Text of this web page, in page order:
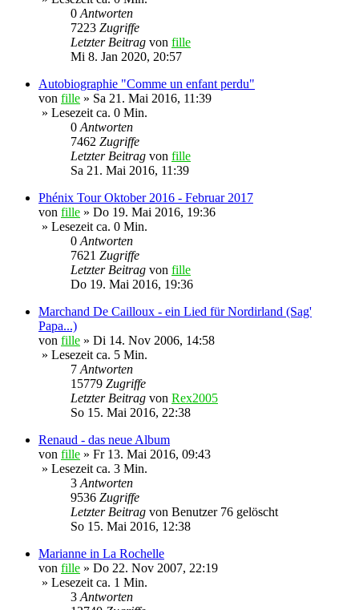
0Antworten
7223 Zugriffe
Letzter Beitrag von fille
Mi 8. Jan 2020, 20:57
Autobiographie "Comme un enfant perdu"
von fille » Sa 21. Mai 2016, 11:39
» Lesezeit ca. 0 Min.
0Antworten
7462 Zugriffe
Letzter Beitrag von fille
Sa 21. Mai 2016, 11:39
Phénix Tour Oktober 2016 - Februar 2017
von fille » Do 19. Mai 2016, 19:36
» Lesezeit ca. 0 Min.
0Antworten
7621 Zugriffe
Letzter Beitrag von fille
Do 19. Mai 2016, 19:36
Marchand De Cailloux - ein Lied für Nordirland (Sag'
Papa...)
von fille » Di 14. Nov 2006, 14:58
» Lesezeit ca. 5 Min.
7Antworten
15779 Zugriffe
Letzter Beitrag von Rex2005
So 15. Mai 2016, 22:38
Renaud - das neue Album
von fille » Fr 13. Mai 2016, 09:43
» Lesezeit ca. 3 Min.
3Antworten
9536 Zugriffe
Letzter Beitrag von Benutzer 76 gelöscht
So 15. Mai 2016, 12:38
Marianne in La Rochelle
von fille » Do 22. Nov 2007, 22:19
» Lesezeit ca. 1 Min.
3Antworten